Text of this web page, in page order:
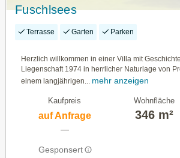
Fuschlsees
Terrasse Garten Parken
Herzlich willkommen in einer Villa mit
Liegenschaft 1974 in herrlicher Naturlage von
einem langjährigen...
mehr anzeigen
Kaufpreis
auf Anfrage
—
Gesponsert
Wohnfläche
346 m²